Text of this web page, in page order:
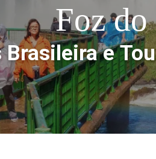
Foz
Brasileira e
Data de saída: